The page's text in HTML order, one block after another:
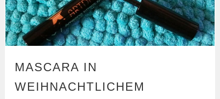
MASCARA IN
WEIHNACHTLICHEM